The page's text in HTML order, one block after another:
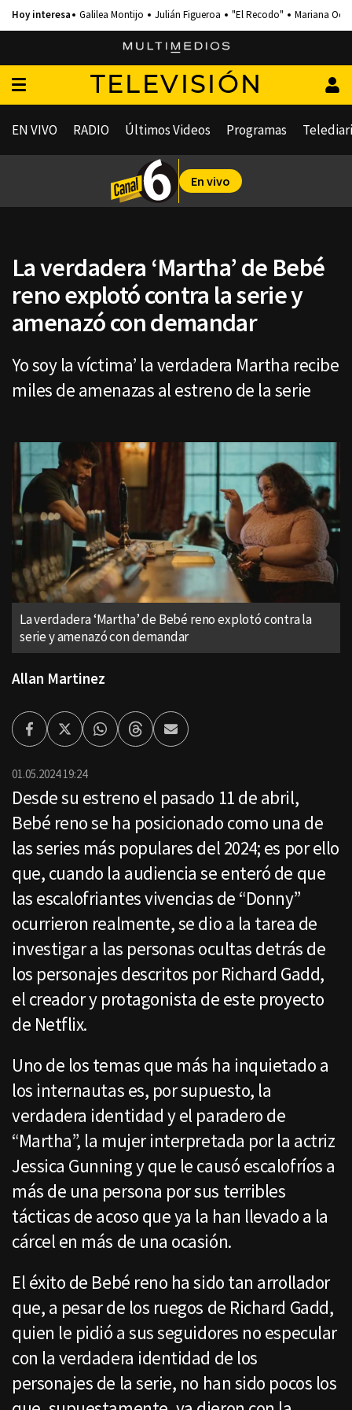
Galilea Montijo Julián Figueroa "El Recodo" Mariana
TELEVISIÓN
EN VIVO RADIO Últimos Videos Programas
En vivo
La verdadera ‘Martha’ de Bebé
reno explotó contra la serie y
amenazó con demandar
Yo soy la víctima’ la verdadera Martha recibe
miles de amenazas al estreno de la serie
La verdadera ‘Martha’ de Bebé reno explotó contra la
serie y amenazó con demandar
Allan Martinez
FacebookTwitterWhatsappThreadsEnviar
por
01.05.2024 19:24
Desde su estreno el pasado 11 de abril,
Bebé reno se ha posicionado como una de
las series más populares del 2024; es por ello
que, cuando la audiencia se enteró de que
las escalofriantes vivencias de “Donny”
ocurrieron realmente, se dio a la tarea de
investigar a las personas ocultas detrás de
los personajes descritos por Richard Gadd,
el creador y protagonista de este proyecto
de Netflix.
Uno de los temas que más ha inquietado a
los internautas es, por supuesto, la
verdadera identidad y el paradero de
“Martha”, la mujer interpretada por la actriz
Jessica Gunning y que le causó escalofríos a
más de una persona por sus terribles
tácticas de acoso que ya la han llevado a la
cárcel en más de una ocasión.
El éxito de Bebé reno ha sido tan arrollador
que, a pesar de los ruegos de Richard Gadd,
quien le pidió a sus seguidores no especular
con la verdadera identidad de los
personajes de la serie, no han sido pocos los